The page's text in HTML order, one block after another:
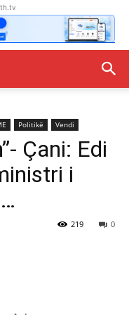
Politikë Vendi
Çani: Edi
i
0
219